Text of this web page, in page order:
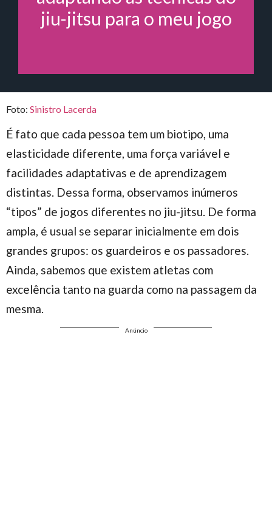
jiu-jitsu para o meu jogo
Foto: Sinistro Lacerda
É fato que cada pessoa tem um biotipo, uma
elasticidade diferente, uma força variável e
facilidades adaptativas e de aprendizagem
distintas. Dessa forma, observamos inúmeros
“tipos” de jogos diferentes no jiu-jitsu. De forma
ampla, é usual se separar inicialmente em dois
grandes grupos: os guardeiros e os passadores.
Ainda, sabemos que existem atletas com
excelência tanto na guarda como na passagem da
mesma.
Anúncio